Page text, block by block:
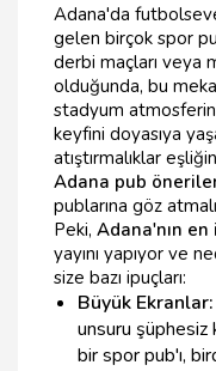
Adana'da
gelen birçok spor
derbi maçları veya
olduğunda, bu
stadyum
keyfini doyasıya
atıştırmalıklar
Adana pub
publarına göz
Peki, Adana'nın en
yayını yapıyor ve
size bazı ipuçları:
Büyük Ekranlar:
unsuru şüphesiz
bir spor pub'ı,